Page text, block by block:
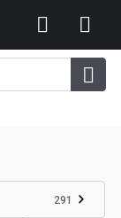
291